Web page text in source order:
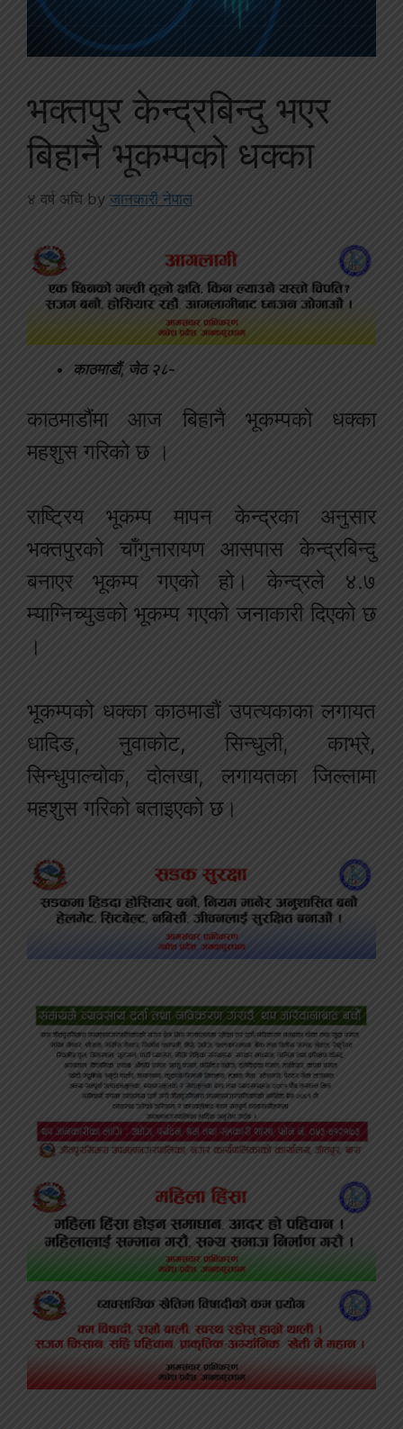
भक्तपुर केन्द्रबिन्दु भएर
बिहानै भूकम्पको धक्का
४ वर्ष अघि by जानकारी नेपाल
काठमाडौं, जेठ २८-
काठमाडौंमा आज बिहानै भूकम्पको धक्का
महशुस गरिको छ ।
राष्ट्रिय भूकम्प मापन केन्द्रका अनुसार
भक्तपुरको चाँगुनारायण आसपास केन्द्रबिन्दु
बनाएर भूकम्प गएको हो। केन्द्रले ४‍‍.७
म्याग्निच्युडको भूकम्प गएको जनाकारी दिएको छ
।
भूकम्पको धक्का काठमाडौं उपत्यकाका लगायत
धादिङ, नुवाकोट, सिन्धुली, काभ्रे,
सिन्धुपाल्चोक, दोलखा, लगायतका जिल्लामा
महशुस गरिको बताइएको छ।